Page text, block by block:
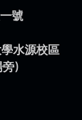
號
水源校區
)